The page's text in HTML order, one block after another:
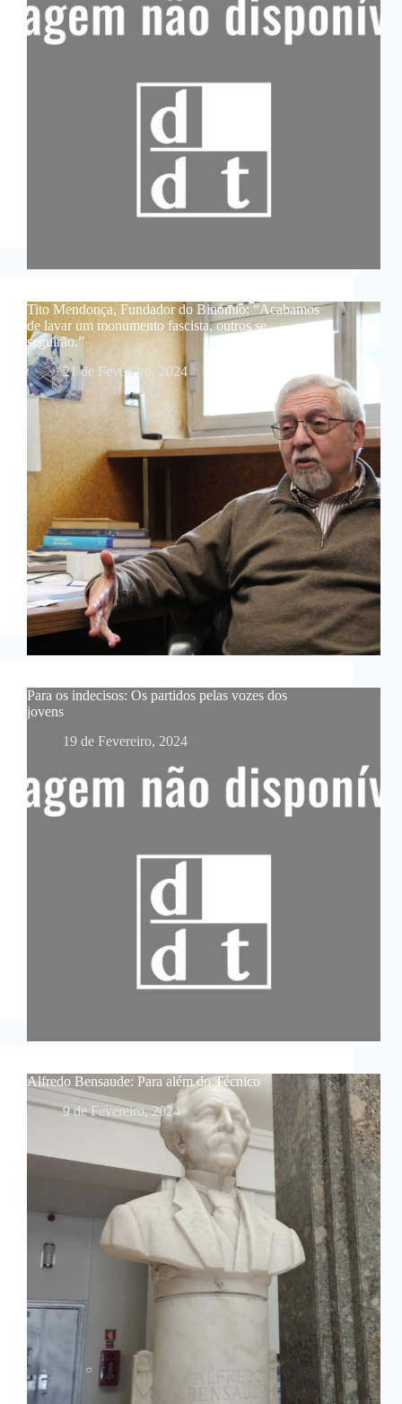
Tito Mendonça, Fundador do Binómio: “Acabamos
de lavar um monumento fascista, outros se
seguirão.”
21 de Fevereiro, 2024
Para os indecisos: Os partidos pelas vozes dos
jovens
19 de Fevereiro, 2024
Alfredo Bensaude: Para além do Técnico
9 de Fevereiro, 2024